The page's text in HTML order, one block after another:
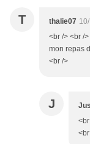
T thalie07
<br /> <br /
mon repas
<br />
J